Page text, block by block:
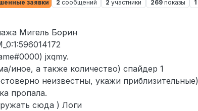
заявки 2 сообщений 2 участники 269 показы 1
Мигель Борин
jxqmy.
иное, а также количество) спайдер 1
неизвестны, укажи приблизительные)
пропала.
сюда ) Логи